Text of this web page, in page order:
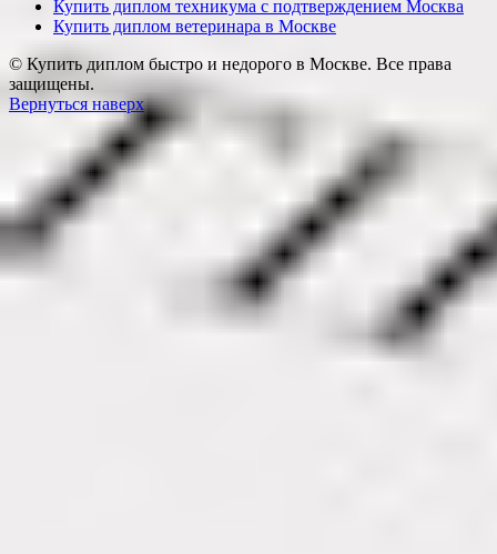
Купить диплом техникума с подтверждением Москва
Купить диплом ветеринара в Москве
© Купить диплом быстро и недорого в Москве. Все права
защищены.
Вернуться наверх